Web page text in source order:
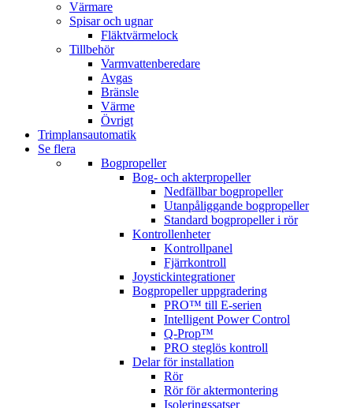
Värmare
Spisar och ugnar
Fläktvärmelock
Tillbehör
Varmvattenberedare
Avgas
Bränsle
Värme
Övrigt
Trimplansautomatik
Se flera
Bogpropeller
Bog- och akterpropeller
Nedfällbar bogpropeller
Utanpåliggande bogpropeller
Standard bogpropeller i rör
Kontrollenheter
Kontrollpanel
Fjärrkontroll
Joystickintegrationer
Bogpropeller uppgradering
PRO™ till E-serien
Intelligent Power Control
Q-Prop™
PRO steglös kontroll
Delar för installation
Rör
Rör för aktermontering
Isoleringssatser